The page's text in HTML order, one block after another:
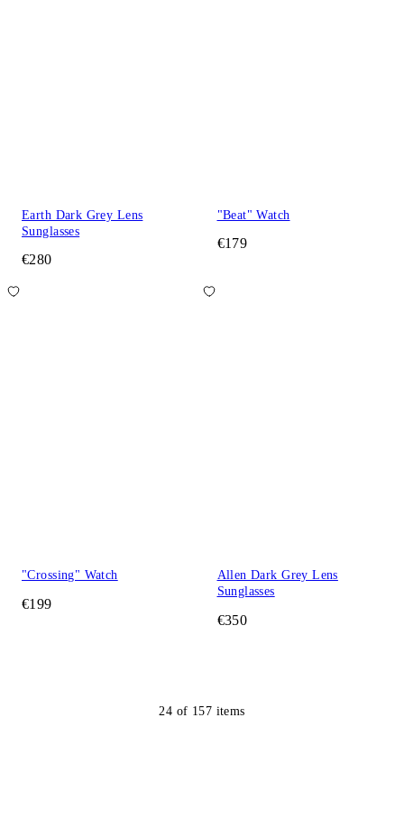
Earth Dark Grey Lens
Sunglasses
€280
"Beat" Watch
€179
"Crossing" Watch
€199
Allen Dark Grey Lens
Sunglasses
€350
24 of 157 items